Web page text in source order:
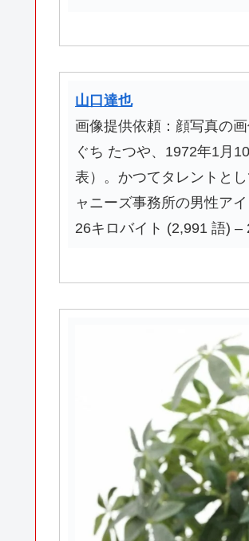
山口達也
画像提供依頼：顔写真の
ぐち たつや、1972年1月
表）。かつてタレントと
ャニーズ事務所の男性ア
26キロバイト (2,991 語)